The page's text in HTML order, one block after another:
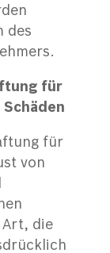
des
für
für
von
Art, die